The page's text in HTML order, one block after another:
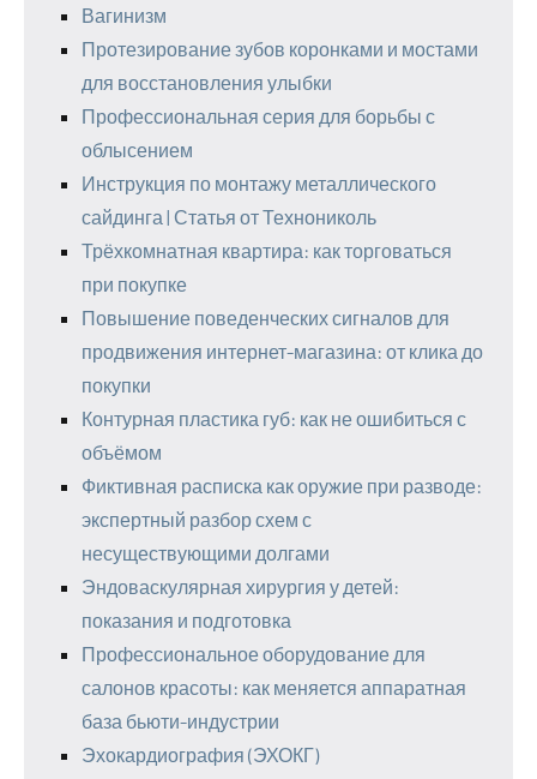
Вагинизм
Протезирование зубов коронками и мостами
для восстановления улыбки
Профессиональная серия для борьбы с
облысением
Инструкция по монтажу металлического
сайдинга | Статья от Технониколь
Трёхкомнатная квартира: как торговаться
при покупке
Повышение поведенческих сигналов для
продвижения интернет-магазина: от клика до
покупки
Контурная пластика губ: как не ошибиться с
объёмом
Фиктивная расписка как оружие при разводе:
экспертный разбор схем с
несуществующими долгами
Эндоваскулярная хирургия у детей:
показания и подготовка
Профессиональное оборудование для
салонов красоты: как меняется аппаратная
база бьюти-индустрии
Эхокардиография (ЭХОКГ)